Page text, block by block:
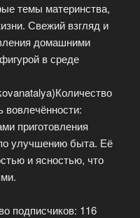
темы материнства,
Свежий взгляд и
домашними
в среде
вовлечённости:
приготовления
улучшению быта. Её
и ясностью, что
подписчиков: 116